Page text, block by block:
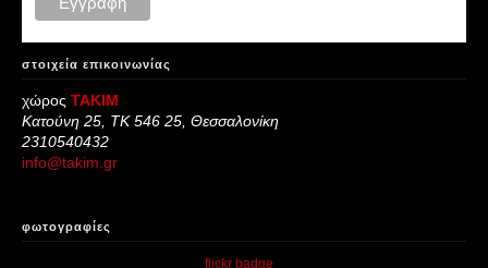
στοιχεία επικοινωνίας
χώρος ΤΑΚΙΜ
Κατούνη 25, ΤΚ 546 25, Θεσσαλονίκη
2310540432
info@takim.gr
φωτογραφίες
flickr badge